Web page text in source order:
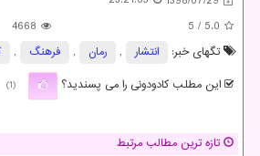
5.0
/ 5
4668
تگهای خبر:
انتشار , رمان , فرهنگ ,
این مطلب کادودونی را می پسندید؟
(1)
تازه ترین مطالب مرتبط